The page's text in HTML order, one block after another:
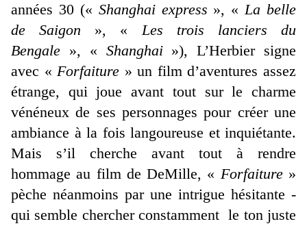
années 30 (« Shanghai express », «La belle
de Saigon », «Les trois lanciers du
Bengale », « Shanghai »), L’Herbier signe
avec «Forfaiture » un film d’aventures assez
étrange, qui joue avant tout sur le charme
vénéneux de ses personnages pour créer une
ambiance à la fois langoureuse et inquiétante.
Mais s’il cherche avant tout à rendre
hommage au film de DeMille, « Forfaiture »
pèche néanmoins par une intrigue hésitante -
qui semble chercher constamment le ton juste